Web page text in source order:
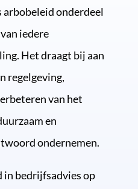
onderdeel
iedere
Het draagt bij aan
regelgeving,
van het
en
ondernemen.
in bedrijfsadvies op